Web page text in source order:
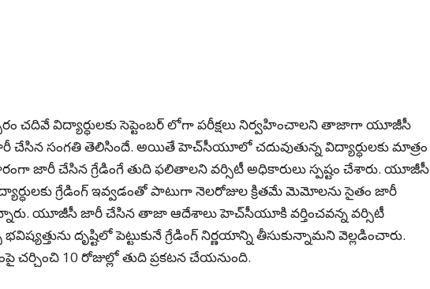
చదివే విద్యార్ధులకు సెప్టెంబర్ లోగా పరీక్షలు నిర్వహించాలని తాజాగా యూజీసీ
చేసిన సంగతి తెలిసిందే. అయితే హెచ్‌సీయూలో చదువుతున్న విద్యార్ధులకు మాత్రం
జారీ చేసిన గ్రేడింగే తుది ఫలితాలని వర్సిటీ అధికారులు స్పష్టం చేశారు. యూజీసీ
గ్రేడింగ్ ఇవ్వడంతో పాటుగా నెలరోజుల క్రితమే మెమోలను సైతం జారీ
యూజీసీ జారీ చేసిన తాజా ఆదేశాలు హెచ్‌సీయూకి వర్తించవన్న వర్సిటీ
దృష్టిలో పెట్టుకునే గ్రేడింగ్ నిర్ణయాన్ని తీసుకున్నామని వెల్లడించారు.
10 రోజుల్లో తుది ప్రకటన చేయనుంది.